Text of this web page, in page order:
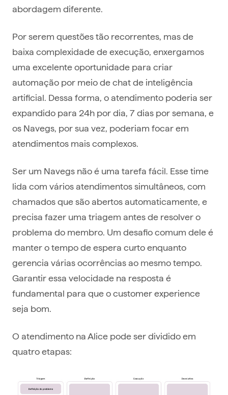
abordagem diferente.
Por serem questões tão recorrentes, mas de
baixa complexidade de execução, enxergamos
uma excelente oportunidade para criar
automação por meio de chat de inteligência
artificial. Dessa forma, o atendimento poderia ser
expandido para 24h por dia, 7 dias por semana, e
os Navegs, por sua vez, poderiam focar em
atendimentos mais complexos.
Ser um Navegs não é uma tarefa fácil. Esse time
lida com vários atendimentos simultâneos, com
chamados que são abertos automaticamente, e
precisa fazer uma triagem antes de resolver o
problema do membro. Um desafio comum dele é
manter o tempo de espera curto enquanto
gerencia várias ocorrências ao mesmo tempo.
Garantir essa velocidade na resposta é
fundamental para que o customer experience
seja bom.
O atendimento na Alice pode ser dividido em
quatro etapas: